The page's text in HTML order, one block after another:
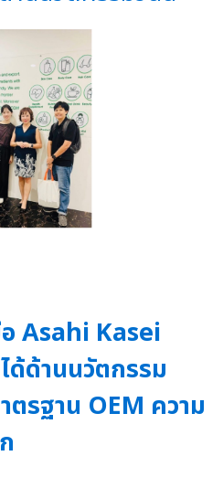
Asahi Kasei
ด้ด้านนวัตกรรม
รฐาน OEM ความ